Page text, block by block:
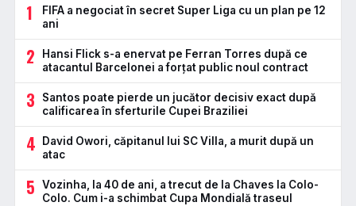
1
FIFA a negociat în secret Super Liga cu un plan pe 12
ani
2
Hansi Flick s-a enervat pe Ferran Torres după ce
atacantul Barcelonei a forțat public noul contract
3
Santos poate pierde un jucător decisiv exact după
calificarea în sferturile Cupei Braziliei
4
David Owori, căpitanul lui SC Villa, a murit după un
atac
5
Vozinha, la 40 de ani, a trecut de la Chaves la Colo-
Colo. Cum i-a schimbat Cupa Mondială traseul